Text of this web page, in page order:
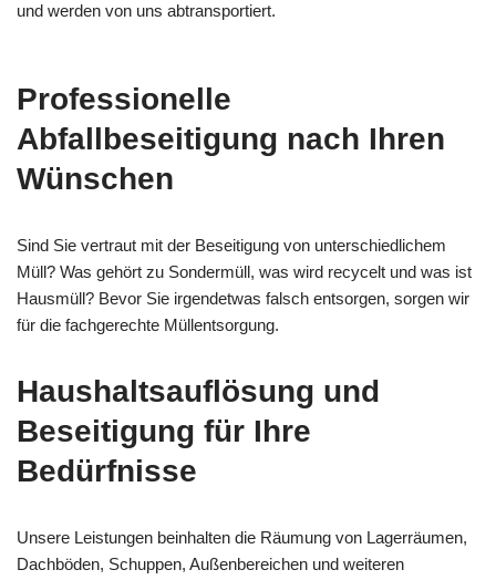
und werden von uns abtransportiert.
Professionelle
Abfallbeseitigung nach Ihren
Wünschen
Sind Sie vertraut mit der Beseitigung von unterschiedlichem
Müll? Was gehört zu Sondermüll, was wird recycelt und was ist
Hausmüll? Bevor Sie irgendetwas falsch entsorgen, sorgen wir
für die fachgerechte Müllentsorgung.
Haushaltsauflösung und
Beseitigung für Ihre
Bedürfnisse
Unsere Leistungen beinhalten die Räumung von Lagerräumen,
Dachböden, Schuppen, Außenbereichen und weiteren